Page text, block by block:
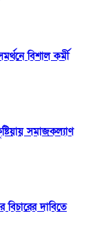
বিশাল কর্মী
সমাজকল্যাণ
দাবিতে